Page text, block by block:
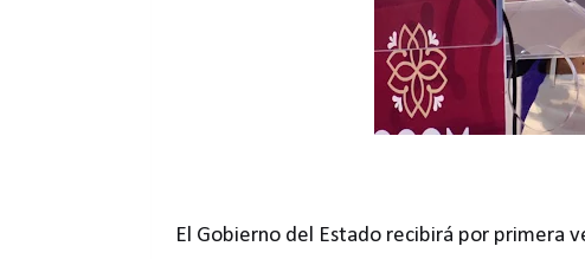
El Gobierno del Estado recibirá por primera